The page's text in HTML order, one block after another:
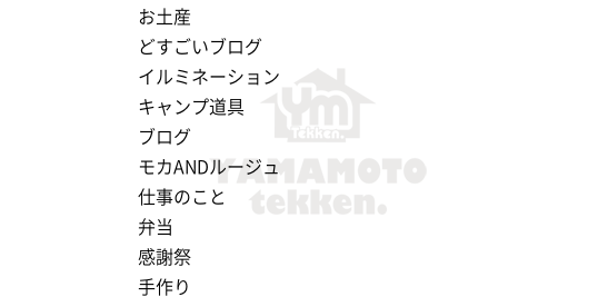
お土産
どすごいブログ
イルミネーション
キャンプ道具
ブログ
モカANDルージュ
仕事のこと
弁当
感謝祭
手作り